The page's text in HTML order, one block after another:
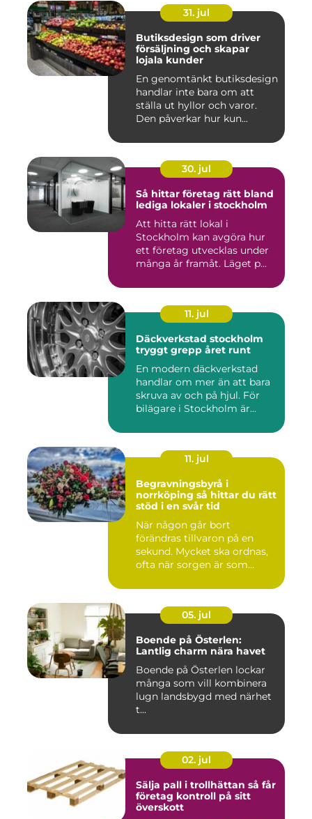
31. jul
Butiksdesign som driver
försäljning och skapar
lojala kunder
En genomtänkt butiksdesign
handlar inte bara om att
ställa ut hyllor och varor.
Den påverkar hur kun...
30. jul
Så hittar företag rätt bland
lediga lokaler i stockholm
Att hitta rätt lokal i
Stockholm kan avgöra hur
ett företag utvecklas under
många år framåt. Läget p...
11. jul
Däckverkstad stockholm
tryggt grepp året runt
En modern däckverkstad
handlar om mer än att bara
skruva av och på hjul. För
bilägare i Stockholm är...
11. jul
Begravningsbyrå i
norrköping så hittar du rätt
stöd i en svår tid
När någon går bort
förändras tillvaron på en
sekund. Mycket ska ordnas,
ofta när sorgen är som
05. jul
Boende på Österlen:
Lantlig charm nära havet
Boende på Österlen lockar
många som vill kombinera
lugn landsbygd med närhet
t...
02. jul
Sälja pall i trollhättan så får
företag kontroll på sitt
överskott